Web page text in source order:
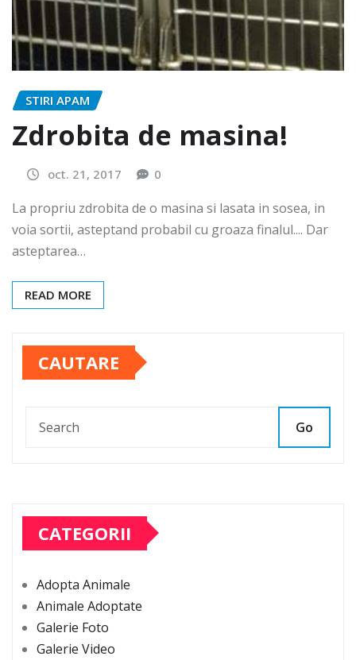
STIRI APAM
Zdrobita de masina!
oct. 21, 2017 0
La propriu zdrobita de o masina si lasata in sosea, in
voia sortii, asteptand probabil cu groaza finalul.... Dar
asteptarea…
READ MORE
CAUTARE
Go
CATEGORII
Adopta Animale
Animale Adoptate
Galerie Foto
Galerie Video